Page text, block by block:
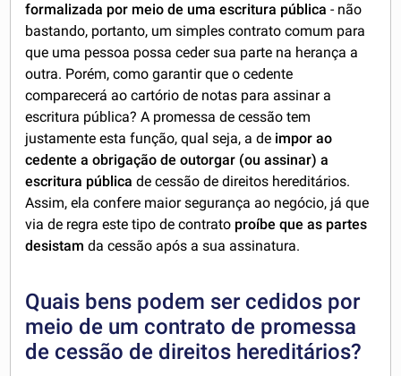
formalizada por meio de uma escritura pública - não
bastando, portanto, um simples contrato comum para
que uma pessoa possa ceder sua parte na herança a
outra. Porém, como garantir que o cedente
comparecerá ao cartório de notas para assinar a
escritura pública? A promessa de cessão tem
justamente esta função, qual seja, a de impor ao
cedente a obrigação de outorgar (ou assinar) a
escritura pública de cessão de direitos hereditários.
Assim, ela confere maior segurança ao negócio, já que
via de regra este tipo de contrato proíbe que as partes
desistam da cessão após a sua assinatura.
Quais bens podem ser cedidos por
meio de um contrato de promessa
de cessão de direitos hereditários?